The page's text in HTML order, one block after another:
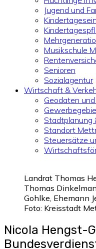
Jugend und
Musikschule
Senioren
Sozialagentur
Wirtschaft &
Geodaten
Stadtplanung
Standort
Steuersätze
Landrat Thomas
Thomas
Gohlke, Ehemann
Foto: Kreisstadt
Nicola Hengst-